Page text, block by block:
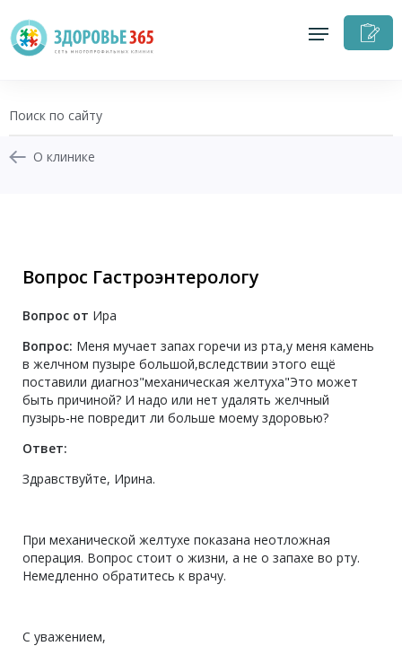
О клинике
Вопрос Гастроэнтерологу
Вопрос от Ира
Вопрос: Меня мучает запах горечи из рта,у меня камень
в желчном пузыре большой,вследствии этого ещё
поставили диагноз"механическая желтуха"Это может
быть причиной? И надо или нет удалять желчный
пузырь-не повредит ли больше моему здоровью?
Ответ:
Здравствуйте, Ирина.
При механической желтухе показана неотложная
операция. Вопрос стоит о жизни, а не о запахе во рту.
Немедленно обратитесь к врачу.
С уважением,
Личный кабинет